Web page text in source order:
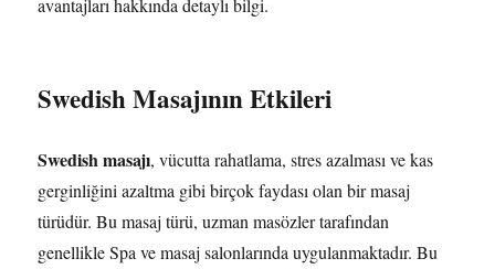
avantajları hakkında detaylı bilgi.
Swedish Masajının Etkileri
Swedish masajı, vücutta rahatlama, stres azalması ve kas
gerginliğini azaltma gibi birçok faydası olan bir masaj
türüdür. Bu masaj türü, uzman masözler tarafından
genellikle Spa ve masaj salonlarında uygulanmaktadır. Bu